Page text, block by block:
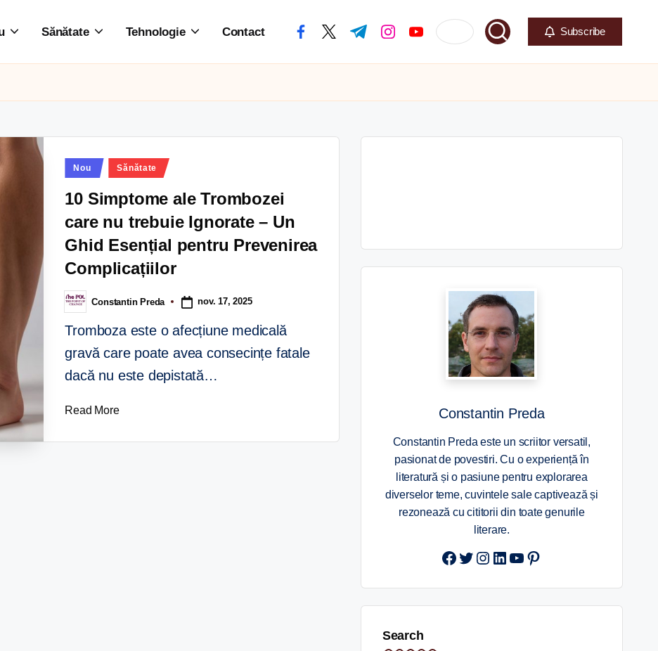
Sănătate Tehnologie Contact Subscribe
Nou Sănătate
10 Simptome ale Trombozei
care nu trebuie Ignorate – Un
Ghid Esențial pentru Prevenirea
Complicațiilor
Constantin Preda nov. 17, 2025
Tromboza este o afecțiune medicală
gravă care poate avea consecințe fatale
dacă nu este depistată…
Read More Constantin Preda
Constantin Preda este un scriitor versatil,
pasionat de povestiri. Cu o experiență în
literatură și o pasiune pentru explorarea
diverselor teme, cuvintele sale captivează și
rezonează cu cititorii din toate genurile
literare.
Twitter
Instagram
LinkedIn
YouTube
Pinterest
Search